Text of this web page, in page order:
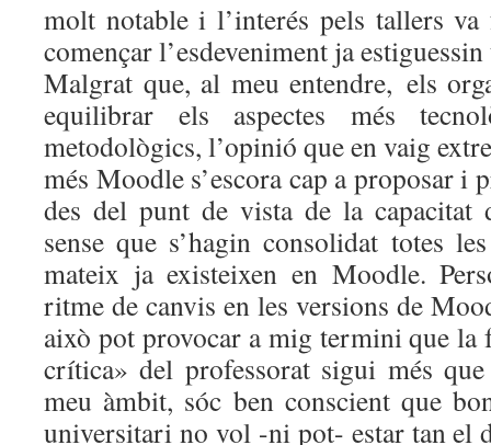
molt notable i l’interés pels tallers
començar l’esdeveniment ja
Malgrat que, al meu entendre, els
equilibrar els aspectes més
metodològics, l’opinió que en vaig
més Moodle s’escora cap a proposar i
des del punt de vista de la capacitat
sense que s’hagin consolidat totes
mateix ja existeixen en Moodle.
ritme de canvis en les versions de
això pot provocar a mig termini que la
crítica» del professorat sigui més
meu àmbit, sóc ben conscient que
universitari no vol -ni pot- estar tan el